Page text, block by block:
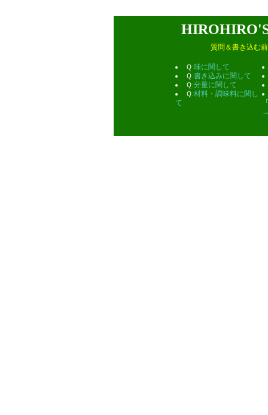
質問＆書き込む
Ｑ:味に関して
Ｑ:書き込みに関して
Ｑ:分量に関して
Ｑ:材料・調味料に関し
て